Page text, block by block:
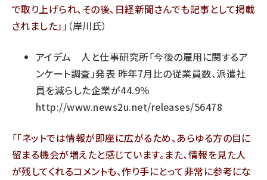
で取り上げられ、その後、日経新聞さんでも記事として掲載
されました 」（岸川氏）
アイデム 人と仕事研究所「今後の雇用に関するア
ンケート調査」発表 昨年7月比の従業員数、派遣社
員を減らした企業が44.9％
http://www.news2u.net/releases/56478
「 ネットでは情報が即座に広がるため、あらゆる方の目に
留まる機会が増えたと感じています。また、情報を見た人
が残してくれるコメントも、作り手にとって非常に参考にな